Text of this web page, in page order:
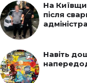
На
після
Навіть